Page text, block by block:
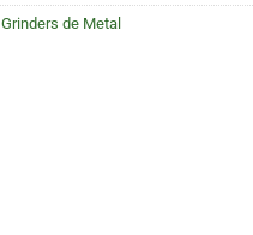
Grinders de Metal